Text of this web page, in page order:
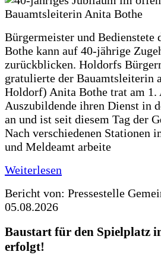
Bürgermeister und Bedienstete
Bothe kann auf 40-jährige
zurückblicken. Holdorfs
gratulierte der Bauamtsleiterin
Holdorf) Anita Bothe trat am 1.
Auszubildende ihren Dienst in
an und ist seit diesem Tag der
Nach verschiedenen Stationen
und Meldeamt arbeite
Weiterlesen
Bericht von: Pressestelle
05.08.2026
Baustart für den Spielplatz
erfolgt!